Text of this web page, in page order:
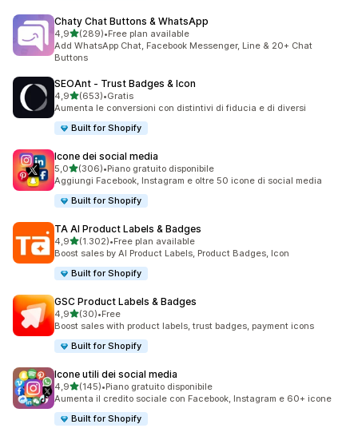
Chaty Chat Buttons & WhatsApp
4,9stelle su 5
(289)
289 recensioni totali
•Free plan available
Add WhatsApp Chat, Facebook Messenger, Line & 20+ Chat
Buttons
SEOAnt ‑ Trust Badges & Icon
4,9stelle su 5
(653)
653 recensioni totali
•Gratis
Aumenta le conversioni con distintivi di fiducia e di diversi
Built for Shopify
Icone dei social media
5,0stelle su 5
(306)
306 recensioni totali
•Piano gratuito disponibile
Aggiungi Facebook, Instagram e oltre 50 icone di social media
Built for Shopify
TA AI Product Labels & Badges
4,9stelle su 5
(1.302)
1302 recensioni totali
•Free plan available
Boost sales by AI Product Labels, Product Badges, Icon
Built for Shopify
GSC Product Labels & Badges
4,9stelle su 5
(30)
30 recensioni totali
•Free
Boost sales with product labels, trust badges, payment icons
Built for Shopify
Icone utili dei social media
4,9stelle su 5
(145)
145 recensioni totali
•Piano gratuito disponibile
Aumenta il credito sociale con Facebook, Instagram e 60+ icone
Built for Shopify